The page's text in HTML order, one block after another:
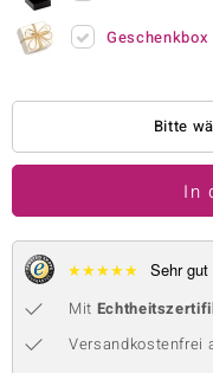
Collection
BY DE MELO
Collection
Bitte
In
★★★★★ Sehr gut
Mit
Versandkostenfrei